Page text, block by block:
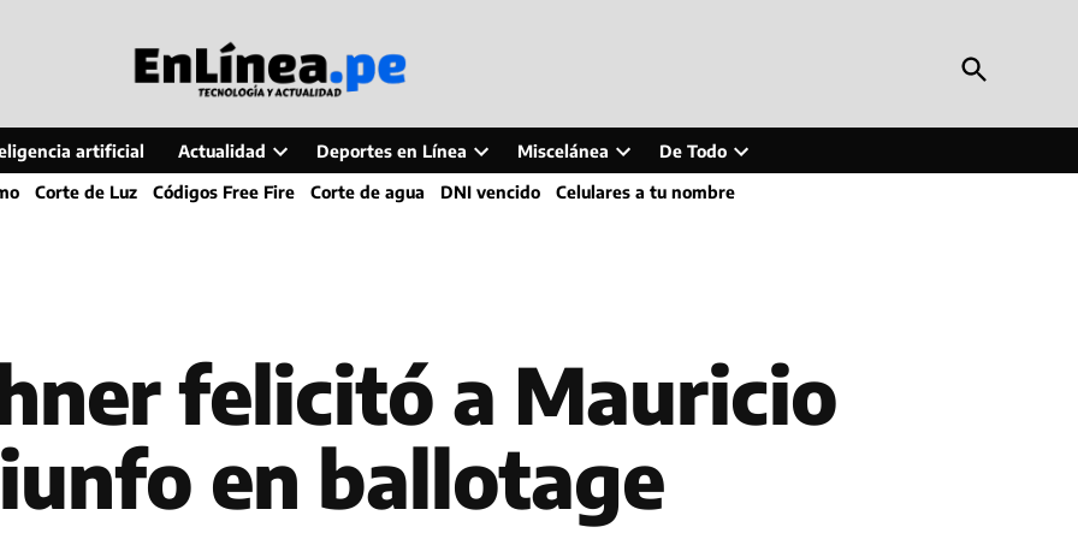
Open
Search
artificial Actualidad
Open
dropdown
Deportes en Línea
Open
dropdown
Miscelánea
Open
dropdown
De Todo
Open
Corte de Luz Códigos Free Fire Corte de agua DNI vencido Celulares a tu nombre
felicitó a Mauricio
en ballotage